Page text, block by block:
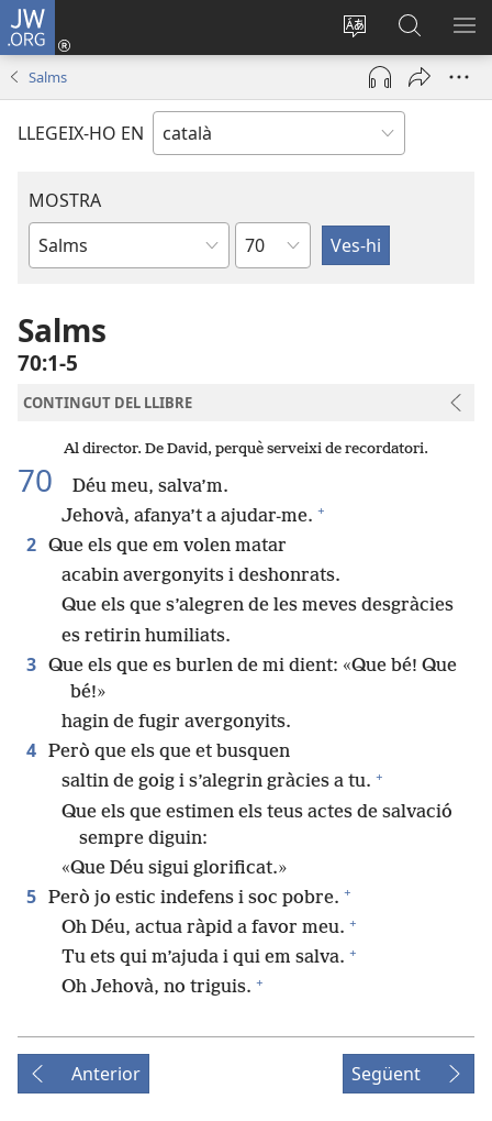
JW.ORG
Canvia
d’idioma
Inicia
sessió
(obre
finestra
Cerca
jw.org
Salms
LLEGEIX-HO EN
MOSTRA
Llibre
Capítol
Salms
70:1-5
CONTINGUT DEL LLIBRE
Al director. De David, perquè serveixi de recordatori.
70
Déu meu, salva’m.
Jehovà, afanya’t a ajudar-me. +
2 Que els que em volen matar
acabin avergonyits i deshonrats.
Que els que s’alegren de les meves desgràcies
es retirin humiliats.
3 Que els que es burlen de mi dient: «Que bé! Que
bé!»
hagin de fugir avergonyits.
4 Però que els que et busquen
saltin de goig i s’alegrin gràcies a tu. +
Que els que estimen els teus actes de salvació
sempre diguin:
«Que Déu sigui glorificat.»
5 Però jo estic indefens i soc pobre. +
Oh Déu, actua ràpid a favor meu. +
Tu ets qui m’ajuda i qui em salva. +
Oh Jehovà, no triguis. +
Anterior Següent